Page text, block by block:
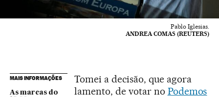
Pablo Iglesias.
ANDREA COMAS (REUTERS)
MAIS INFORMAÇÕES
As marcas do
Tomei a decisão, que agora
lamento, de votar no Podemos